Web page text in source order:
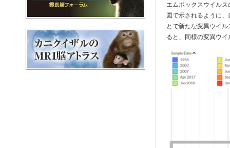
エムポックスウイル
図で示されるように
とで新たな変異ウイ
ると、同様の変異ウ